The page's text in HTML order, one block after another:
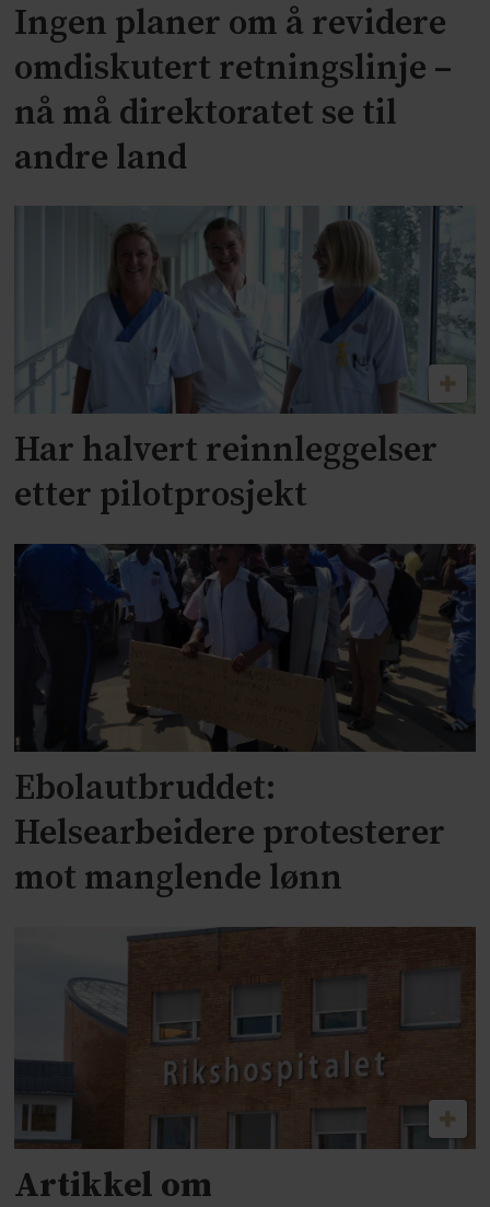
Ingen planer om å revidere
omdiskutert retningslinje –
nå må direktoratet se til
andre land
Har halvert reinnleggelser
etter pilotprosjekt
Ebolautbruddet:
Helsearbeidere protesterer
mot manglende lønn
Artikkel om